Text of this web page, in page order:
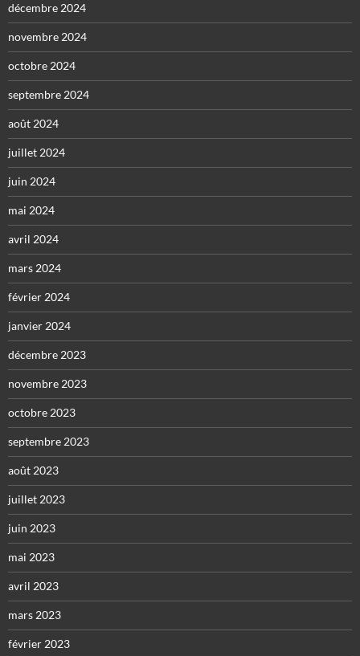
décembre 2024
novembre 2024
octobre 2024
septembre 2024
août 2024
juillet 2024
juin 2024
mai 2024
avril 2024
mars 2024
février 2024
janvier 2024
décembre 2023
novembre 2023
octobre 2023
septembre 2023
août 2023
juillet 2023
juin 2023
mai 2023
avril 2023
mars 2023
février 2023